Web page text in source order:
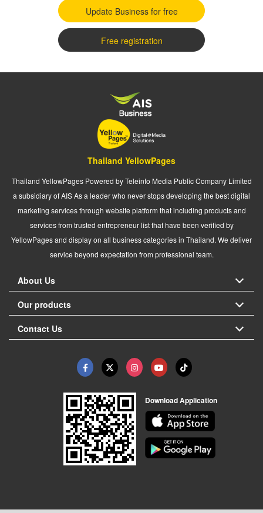
Update Business for free
Free registration
Thailand YellowPages
Thailand YellowPages Powered by Teleinfo Media Public Company Limited
a subsidiary of AIS As a leader who never stops developing the best digital
marketing services through website platform that including products and
services from trusted entrepreneur list that have been verified by
YellowPages and display on all business categories in Thailand. We deliver
service beyond expectation from professional team.
About Us
Our products
Contact Us
Download Application